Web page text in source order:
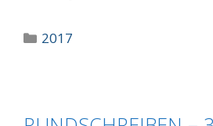
Kategorien
2017